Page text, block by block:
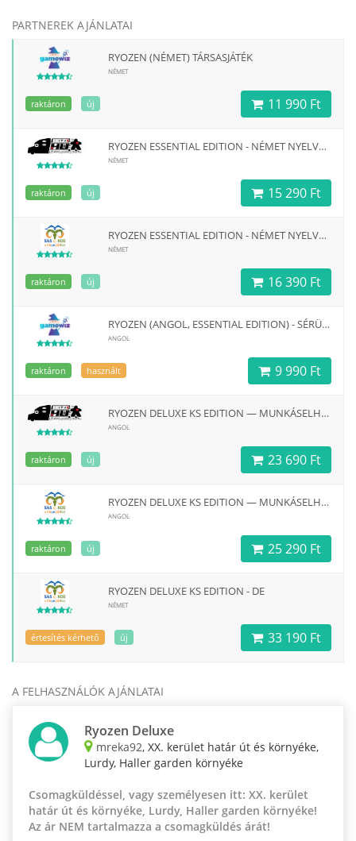
PARTNEREK AJÁNLATAI
RYOZEN (NÉMET) TÁRSASJÁTÉK
NÉMET
raktáron új 11 990 Ft
RYOZEN ESSENTIAL EDITION - NÉMET NYELVŰ TÁRSASJÁTÉK
NÉMET
raktáron új 15 290 Ft
RYOZEN ESSENTIAL EDITION - NÉMET NYELVŰ TÁRSASJÁTÉK
NÉMET
raktáron új 16 390 Ft
RYOZEN (ANGOL, ESSENTIAL EDITION) - SÉRÜLT DOBOZOS
ANGOL
raktáron használt 9 990 Ft
RYOZEN DELUXE KS EDITION — MUNKÁSELHELYEZÉSES TÁRSASJÁTÉK (EN)
ANGOL
raktáron új 23 690 Ft
RYOZEN DELUXE KS EDITION — MUNKÁSELHELYEZÉSES TÁRSASJÁTÉK (EN)
ANGOL
raktáron új 25 290 Ft
RYOZEN DELUXE KS EDITION - DE
NÉMET
értesítés kérhető új 33 190 Ft
A FELHASZNÁLÓK AJÁNLATAI
Ryozen Deluxe
mreka92, XX. kerület határ út és környéke,
Lurdy, Haller garden környéke
Csomagküldéssel, vagy személyesen itt: XX. kerület
határ út és környéke, Lurdy, Haller garden környéke!
Az ár NEM tartalmazza a csomagküldés árát!